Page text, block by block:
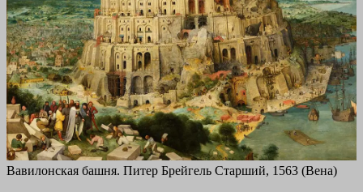
Вавилонская башня. Питер Брейгель Старший, 1563 (Вена)